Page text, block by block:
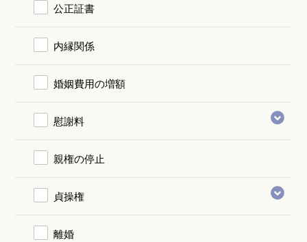
公正証書
内縁関係
婚姻費用の増額
慰謝料
親権の停止
貞操権
離婚